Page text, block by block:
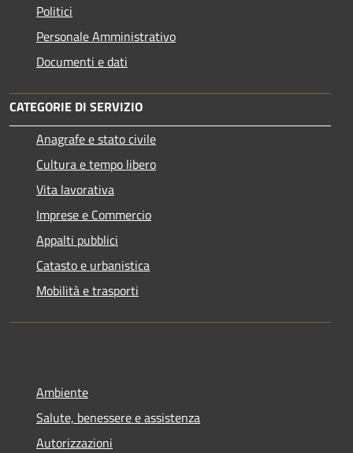
Politici
Personale Amministrativo
Documenti e dati
CATEGORIE DI SERVIZIO
Anagrafe e stato civile
Cultura e tempo libero
Vita lavorativa
Imprese e Commercio
Appalti pubblici
Catasto e urbanistica
Mobilità e trasporti
Ambiente
Salute, benessere e assistenza
Autorizzazioni